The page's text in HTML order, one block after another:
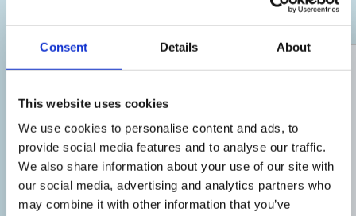
Consent Details About
This website uses cookies
We use cookies to personalise content and ads, to
provide social media features and to analyse our traffic.
We also share information about your use of our site with
our social media, advertising and analytics partners who
may combine it with other information that you’ve
di ricette per semplificarti la vita in cucina!